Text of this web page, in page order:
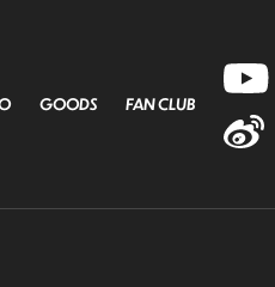
GOODS FAN CLUB